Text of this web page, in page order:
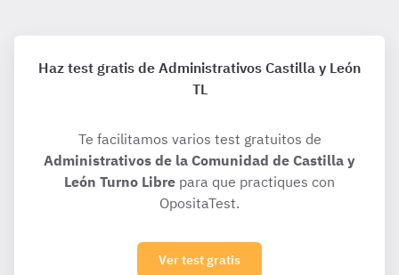
Haz test gratis de Administrativos Castilla y León
TL
Te facilitamos varios test gratuitos de
Administrativos de la Comunidad de Castilla y
León Turno Libre para que practiques con
OpositaTest.
Ver test gratis